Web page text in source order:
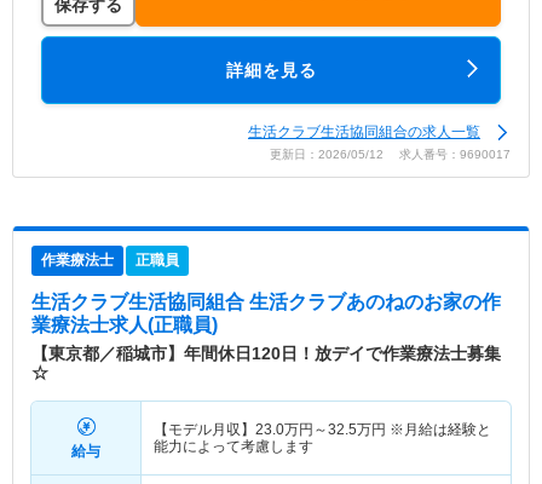
保存する
詳細を見る
生活クラブ生活協同組合の求人一覧
更新日：2026/05/12 求人番号：9690017
作業療法士 正職員
生活クラブ生活協同組合 生活クラブあのねのお家の作
業療法士求人(正職員)
【東京都／稲城市】年間休日120日！放デイで作業療法士募集
☆
給与
【モデル月収】 23.0万円～32.5万円 ※月給は経験と
能力によって考慮します